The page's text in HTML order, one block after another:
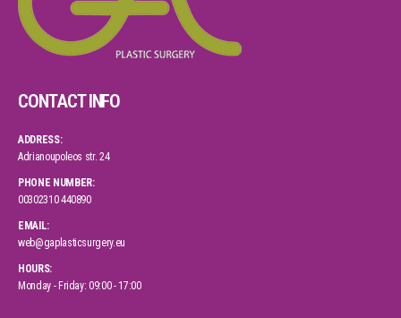
CONTACT INFO
ADDRESS:
Adrianoupoleos str. 24
PHONE NUMBER:
00302310 440890
EMAIL:
web@gaplasticsurgery.eu
HOURS:
Monday - Friday: 09:00 - 17:00